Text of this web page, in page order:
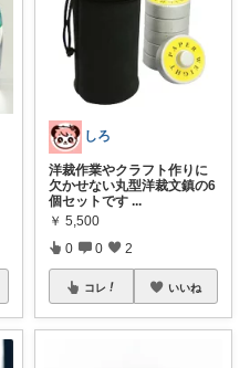
しろ
洋裁作業やクラフト作りに
欠かせない丸型洋裁文鎮の6
個セットです ...
￥ 5,500
0 0 2
コレ いいね